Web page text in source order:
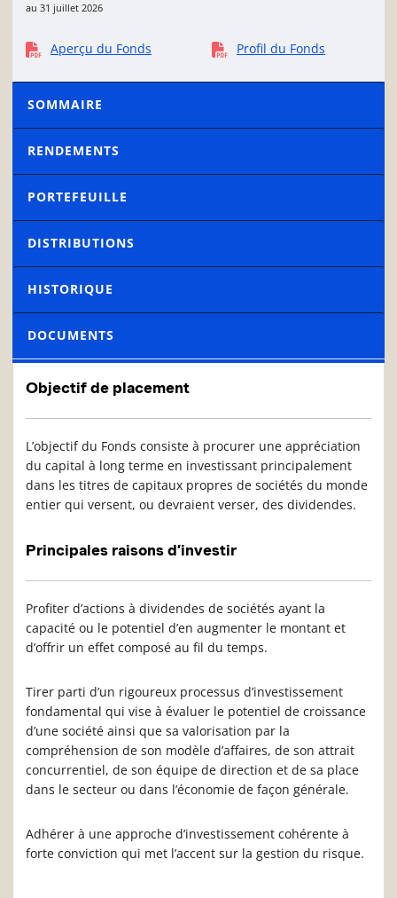
au 31 juillet 2026
Aperçu du Fonds Profil du Fonds
SOMMAIRE
RENDEMENTS
PORTEFEUILLE
DISTRIBUTIONS
HISTORIQUE
DOCUMENTS
Objectif de placement
L’objectif du Fonds consiste à procurer une appréciation
du capital à long terme en investissant principalement
dans les titres de capitaux propres de sociétés du monde
entier qui versent, ou devraient verser, des dividendes.
Principales raisons d’investir
Profiter d’actions à dividendes de sociétés ayant la
capacité ou le potentiel d’en augmenter le montant et
d’offrir un effet composé au fil du temps.
Tirer parti d’un rigoureux processus d’investissement
fondamental qui vise à évaluer le potentiel de croissance
d’une société ainsi que sa valorisation par la
compréhension de son modèle d’affaires, de son attrait
concurrentiel, de son équipe de direction et de sa place
dans le secteur ou dans l’économie de façon générale.
Adhérer à une approche d’investissement cohérente à
forte conviction qui met l’accent sur la gestion du risque.